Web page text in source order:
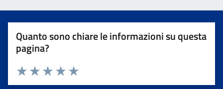
Quanto sono chiare le informazioni su questa
pagina?
Valuta da 1 a 5 stelle la pagina
Valuta 5 stelle su 5
Valuta 4 stelle su 5
Valuta 3 stelle su 5
Valuta 2 stelle su 5
Valuta 1 stelle su 5